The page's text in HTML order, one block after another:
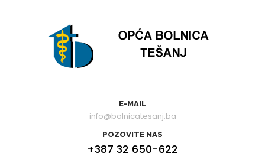
E-MAIL
info@bolnicatesanj.ba
POZOVITE NAS
+387 32 650-622